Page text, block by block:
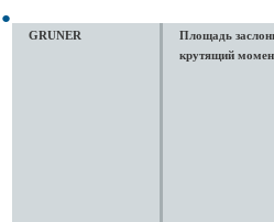
GRUNER
Площадь
крутящий